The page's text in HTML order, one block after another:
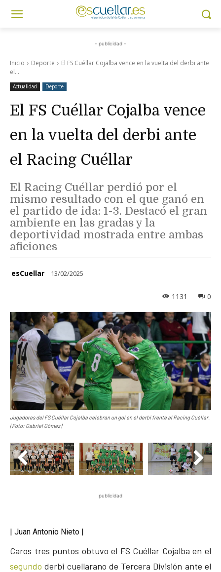
- publicidad -
Inicio Deporte
El FS Cuéllar Cojalba vence en la vuelta del derbi ante
el...
Actualidad Deporte
El FS Cuéllar Cojalba vence
en la vuelta del derbi ante
el Racing Cuéllar
El Racing Cuéllar perdió por el
mismo resultado con el que ganó en
el partido de ida: 1-3. Destacó el gran
ambiente en las gradas y la
deportividad mostrada entre ambas
aficiones
esCuellar 13/02/2025
0
1131
Jugadores del FS Cuéllar Cojalba celebran un gol en el derbi frente al Racing Cuéllar.
| Foto: Gabriel Gómez |
publicidad
| Juan Antonio Nieto |
Caros tres puntos obtuvo el FS Cuéllar Cojalba en el
segundo derbi cuellarano de Tercera División ante el